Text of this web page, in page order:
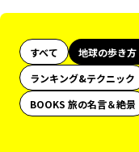
すべて 地球の歩き方
ランキング&テクニック
BOOKS 旅の名言＆絶景